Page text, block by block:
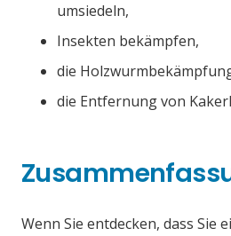
umsiedeln,
Insekten bekämpfen,
die
die Entfernung von
Wenn Sie entdecken, dass Sie